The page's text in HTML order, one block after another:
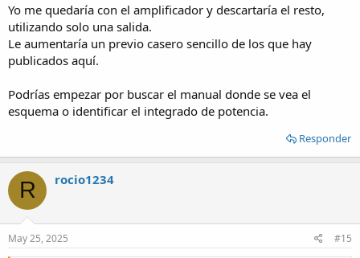
Yo me quedaría con el amplificador y descartaría el resto,
utilizando solo una salida.
Le aumentaría un previo casero sencillo de los que hay
publicados aquí.
Podrías empezar por buscar el manual donde se vea el
esquema o identificar el integrado de potencia.
Responder
R rocio1234
May 25, 2025 #15